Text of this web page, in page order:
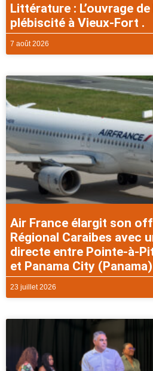
Littérature : L’ouvrage
plébiscité à Vieux-Fort .
7 août 2026
Air France élargit son
Régional Caraibes avec
directe entre Pointe-à-
et Panama City
23 juillet 2026